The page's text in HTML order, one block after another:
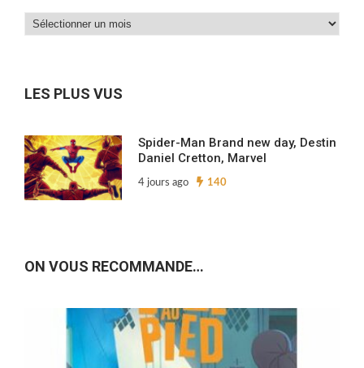
Dans
LES PLUS VUS
Spider-Man Brand new day, Destin
Daniel Cretton, Marvel
4 jours ago 140
ON VOUS RECOMMANDE…